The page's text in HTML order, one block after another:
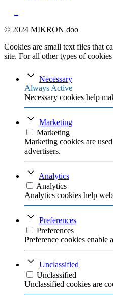
© 2024 MIKRON doo
Cookies are small text files that
site. For all other types of
Necessary
Always Active
Necessary cookies help
Marketing
Marketing
Marketing cookies are
advertisers.
Analytics
Analytics
Analytics cookies help
Preferences
Preferences
Preference cookies enable
Unclassified
Unclassified
Unclassified cookies are